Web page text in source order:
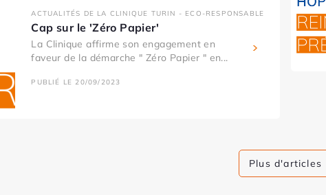
ACTUALITÉS DE LA CLINIQUE TURIN - ECO-RESPONSABLE
Cap sur le 'Zéro Papier'
La Clinique affirme son engagement en
faveur de la démarche " Zéro Papier " en...
PUBLIÉ LE 20/09/2023
Plus d'articles